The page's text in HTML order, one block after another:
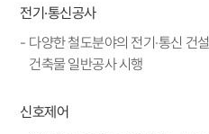
전기·통신공사
다양한 철도분야의 전기·통신 건
건축물 일반공사 시행
신호제어